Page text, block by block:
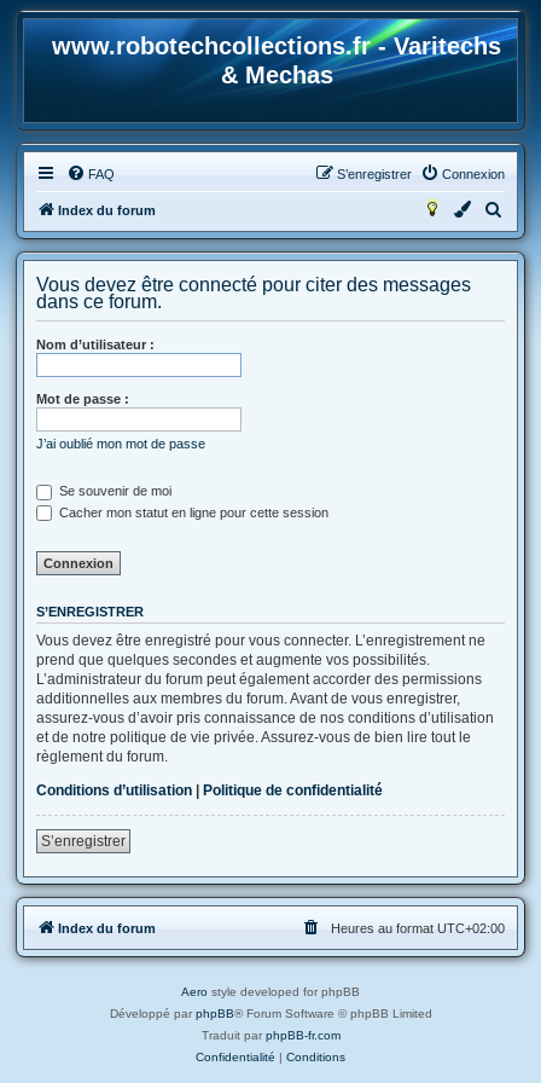
www.robotechcollections.fr - Varitechs
& Mechas
FAQ Connexion
S’enregistrer
Index du forum
e
e
Vous devez être connecté pour citer des messages
dans ce forum.
Nom d’utilisateur :
Mot de passe :
J’ai oublié mon mot de passe
Se souvenir de moi
Cacher mon statut en ligne pour cette session
S’ENREGISTRER
Vous devez être enregistré pour vous connecter. L’enregistrement ne
prend que quelques secondes et augmente vos possibilités.
L’administrateur du forum peut également accorder des permissions
additionnelles aux membres du forum. Avant de vous enregistrer,
assurez-vous d’avoir pris connaissance de nos conditions d’utilisation
et de notre politique de vie privée. Assurez-vous de bien lire tout le
règlement du forum.
Conditions d’utilisation | Politique de confidentialité
S’enregistrer
Index du forum Heures au format UTC+02:00
Aero style developed for phpBB
Développé par phpBB® Forum Software © phpBB Limited
Traduit par phpBB-fr.com
Confidentialité | Conditions